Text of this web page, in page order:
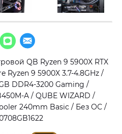
Тип накопителя
SSD
HDD
SSD + HDD
QB Ryzen 9 5900X RTX
Ryzen 9 5900X 3.7-4.8GHz /
DDR4-3200 Gaming /
A / QUBE WIZARD /
240mm Basic / Без ОС /